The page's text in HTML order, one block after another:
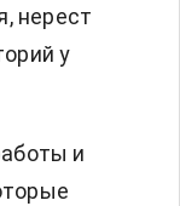
нерест
у
и